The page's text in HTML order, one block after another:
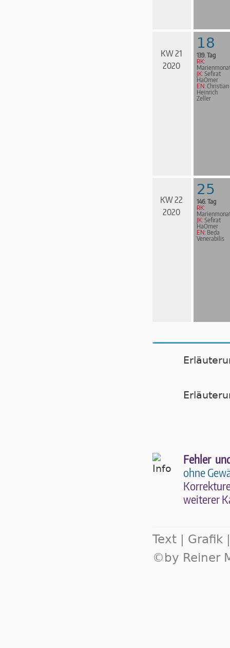
KW 21
2020
18
139. Tag
RK:
JK: Sefirat
HaOmer
EN: Christian
Heinrich
Zeller
KW 22
2020
25
146. Tag
RK:
JK: Sefirat
HaOmer
EN: Beda
Venerabilis
Fehler
ohne
wei­te­rer
Text | Grafik
©by Reiner